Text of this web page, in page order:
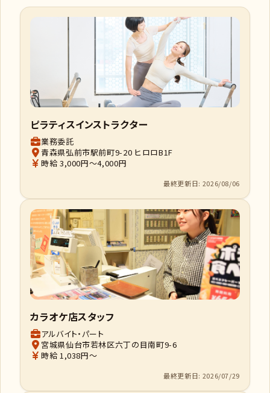
ピラティスインストラクター
業務委託
青森県弘前市駅前町9-20 ヒロロB1F
時給 3,000円～4,000円
最終更新日: 2026/08/06
カラオケ店スタッフ
アルバイト・パート
宮城県仙台市若林区六丁の目南町9-6
時給 1,038円～
最終更新日: 2026/07/29